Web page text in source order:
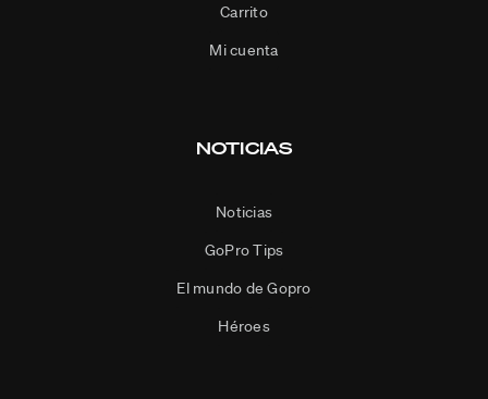
Carrito
Mi cuenta
NOTICIAS
Noticias
GoPro Tips
El mundo de Gopro
Héroes